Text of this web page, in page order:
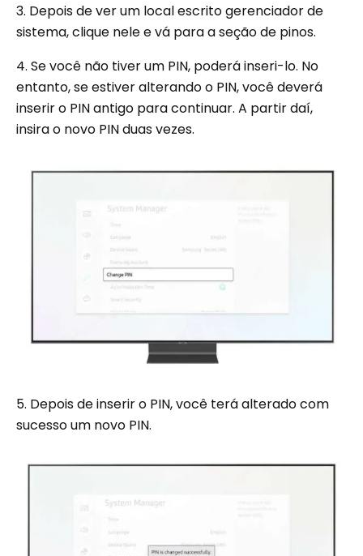
3. Depois de ver um local escrito gerenciador de
sistema, clique nele e vá para a seção de pinos.
4. Se você não tiver um PIN, poderá inseri-lo. No
entanto, se estiver alterando o PIN, você deverá
inserir o PIN antigo para continuar. A partir daí,
insira o novo PIN duas vezes.
5. Depois de inserir o PIN, você terá alterado com
sucesso um novo PIN.